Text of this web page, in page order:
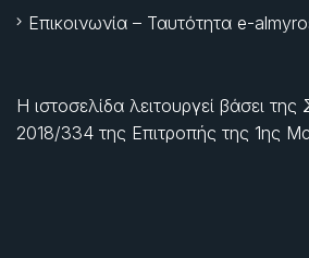
Επικοινωνία – Ταυτότητα e-
Η ιστοσελίδα λειτουργεί βάσει
2018/334 της Επιτροπής της 1ης